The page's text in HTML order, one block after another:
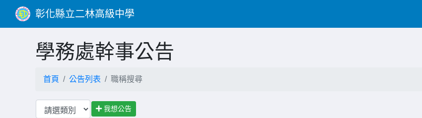
彰化縣立二林高級中學
學務處幹事公告
首頁 公告列表 職稱搜尋
我想公告